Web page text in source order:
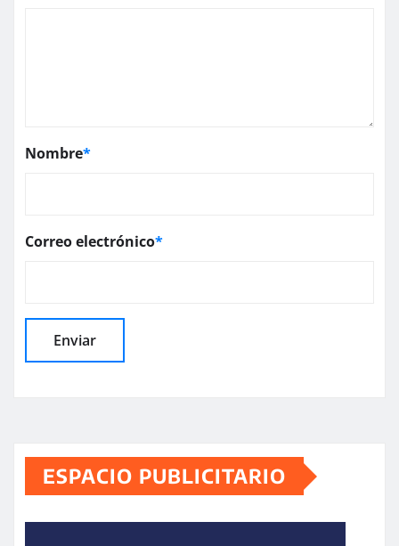
Nombre*
Correo electrónico*
ESPACIO PUBLICITARIO